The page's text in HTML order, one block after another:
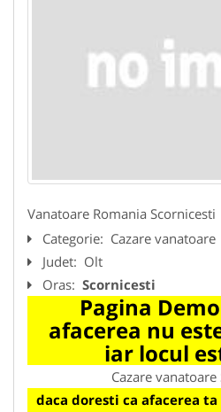
Vanatoare Romania Scornicesti
Categorie: Cazare vanatoare
Judet: Olt
Oras: Scornicesti
Pagina
afacerea nu
iar locul
Cazare
daca doresti ca afacerea